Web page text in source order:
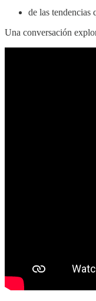
de las tendencias
Una conversación